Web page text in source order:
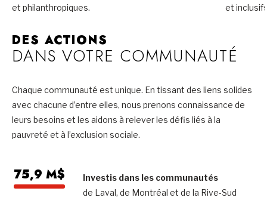
et philanthropiques.
et
DES ACTIONS
DANS VOTRE COMMUNAUTÉ
Chaque communauté est unique. En tissant des liens solides
avec chacune d’entre elles, nous prenons connaissance de
leurs besoins et les aidons à relever les défis liés à la
pauvreté et à l’exclusion sociale.
75,9 M$
Investis dans les communautés
de Laval, de Montréal et de la Rive-Sud